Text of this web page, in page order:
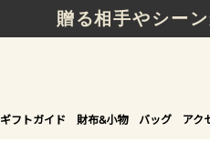
贈る相手やシー
ギフトガイド 財布&小物 バッグ アク